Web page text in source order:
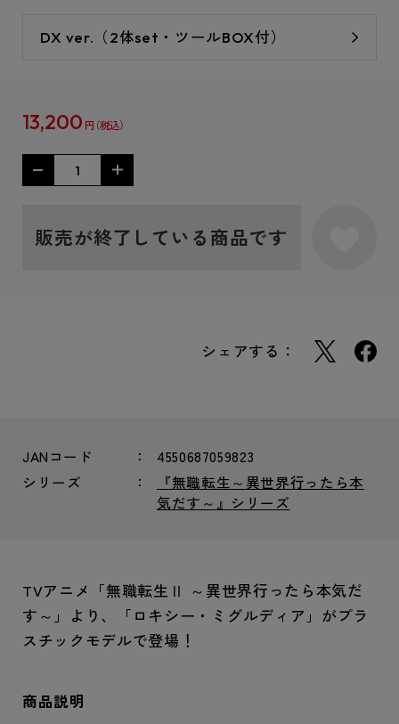
DX ver.（2体set・ツールBOX付）
13,200 円
販売が終了している商品です
シェアする：
JANコード
4550687059823
シリーズ
『無職転生～異世界行ったら本
気だす～』シリーズ
TVアニメ「無職転生Ⅱ ～異世界行ったら本気だ
す～」より、「ロキシー・ミグルディア」がプラ
スチックモデルで登場！
商品説明